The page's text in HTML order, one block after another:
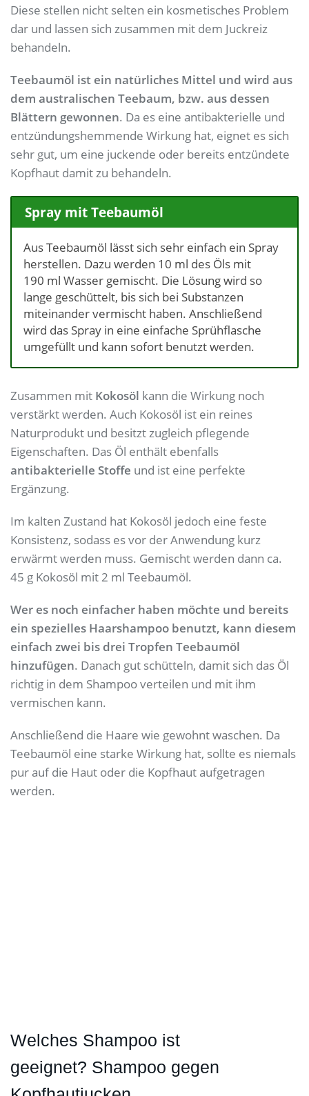
Diese stellen nicht selten ein kosmetisches Problem
dar und lassen sich zusammen mit dem Juckreiz
behandeln.
Teebaumöl ist ein natürliches Mittel und wird aus
dem australischen Teebaum, bzw. aus dessen
Blättern gewonnen. Da es eine antibakterielle und
entzündungshemmende Wirkung hat, eignet es sich
sehr gut, um eine juckende oder bereits entzündete
Kopfhaut damit zu behandeln.
Spray mit Teebaumöl
Aus Teebaumöl lässt sich sehr einfach ein Spray
herstellen. Dazu werden 10 ml des Öls mit
190 ml Wasser gemischt. Die Lösung wird so
lange geschüttelt, bis sich bei Substanzen
miteinander vermischt haben. Anschließend
wird das Spray in eine einfache Sprühflasche
umgefüllt und kann sofort benutzt werden.
Zusammen mit Kokosöl kann die Wirkung noch
verstärkt werden. Auch Kokosöl ist ein reines
Naturprodukt und besitzt zugleich pflegende
Eigenschaften. Das Öl enthält ebenfalls
antibakterielle Stoffe und ist eine perfekte
Ergänzung.
Im kalten Zustand hat Kokosöl jedoch eine feste
Konsistenz, sodass es vor der Anwendung kurz
erwärmt werden muss. Gemischt werden dann ca.
45 g Kokosöl mit 2 ml Teebaumöl.
Wer es noch einfacher haben möchte und bereits
ein spezielles Haarshampoo benutzt, kann diesem
einfach zwei bis drei Tropfen Teebaumöl
hinzufügen. Danach gut schütteln, damit sich das Öl
richtig in dem Shampoo verteilen und mit ihm
vermischen kann.
Anschließend die Haare wie gewohnt waschen. Da
Teebaumöl eine starke Wirkung hat, sollte es niemals
pur auf die Haut oder die Kopfhaut aufgetragen
werden.
Welches Shampoo ist
geeignet? Shampoo gegen